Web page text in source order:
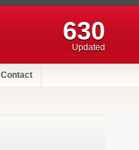
630
Updated
Contact